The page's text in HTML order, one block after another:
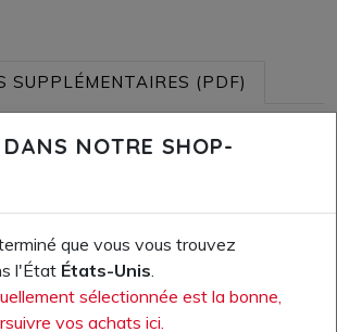
SUPPLÉMENTAIRES (PDF)
le produit
DE CONFORMITÉ - EU
NOTRE SHOP-
que vous vous trouvez
l'État États-Unis.
sélectionnée est la bonne,
vos achats ici.